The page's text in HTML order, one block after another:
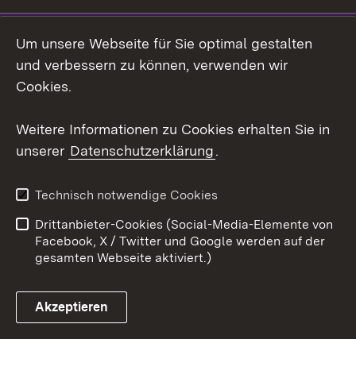
Mastodon
Youtube
Link zum Landesportal
Kontakt
Datenschutz
Barrierefreiheit
Impressum Cookies
Um unsere Webseite für Sie optimal gestalten
und verbessern zu können, verwenden wir
Cookies.
Weitere Informationen zu Cookies erhalten Sie in
unserer Datenschutzerklärung.
Technisch notwendige Cookies
Drittanbieter-Cookies (Social-Media-Elemente von
Facebook, X / Twitter und Google werden auf der
gesamten Webseite aktiviert.)
Akzeptieren